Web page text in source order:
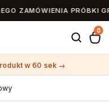
ZAMÓWIENIA PRÓBKI
0
w 60 sek →